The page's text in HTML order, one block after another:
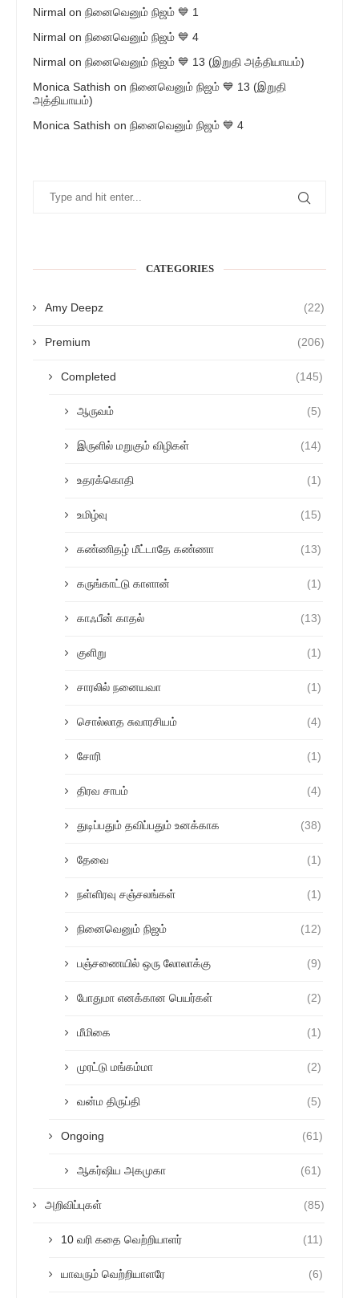
Nirmal on நினைவெனும் நிஜம் 💙 1
Nirmal on நினைவெனும் நிஜம் 💙 4
Nirmal on நினைவெனும் நிஜம் 💙 13 (இறுதி அத்தியாயம்)
Monica Sathish on நினைவெனும் நிஜம் 💙 13 (இறுதி
அத்தியாயம்)
Monica Sathish on நினைவெனும் நிஜம் 💙 4
CATEGORIES
Amy Deepz (22)
Premium (206)
Completed (145)
ஆருவம் (5)
இருளில் மறுகும் விழிகள் (14)
உதரக்கொதி (1)
உமிழ்வு (15)
கண்ணிதழ் மீட்டாதே கண்ணா (13)
கருங்காட்டு காளான் (1)
காஃபீன் காதல் (13)
குளிறு (1)
சாரலில் நனையவா (1)
சொல்லாத சுவாரசியம் (4)
சோரி (1)
திரவ சாபம் (4)
துடிப்பதும் தவிப்பதும் உனக்காக (38)
தேவை (1)
நள்ளிரவு சஞ்சலங்கள் (1)
நினைவெனும் நிஜம் (12)
பஞ்சணையில் ஒரு லோலாக்கு (9)
போதுமா எனக்கான பெயர்கள் (2)
மீமிகை (1)
முரட்டு மங்கம்மா (2)
வன்ம திருப்தி (5)
Ongoing (61)
ஆகர்ஷிய அகமுகா (61)
அறிவிப்புகள் (85)
10 வரி கதை வெற்றியாளர் (11)
யாவரும் வெற்றியாளரே (6)